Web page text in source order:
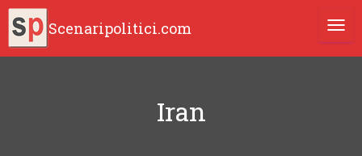
Scenaripolitici.com
Iran